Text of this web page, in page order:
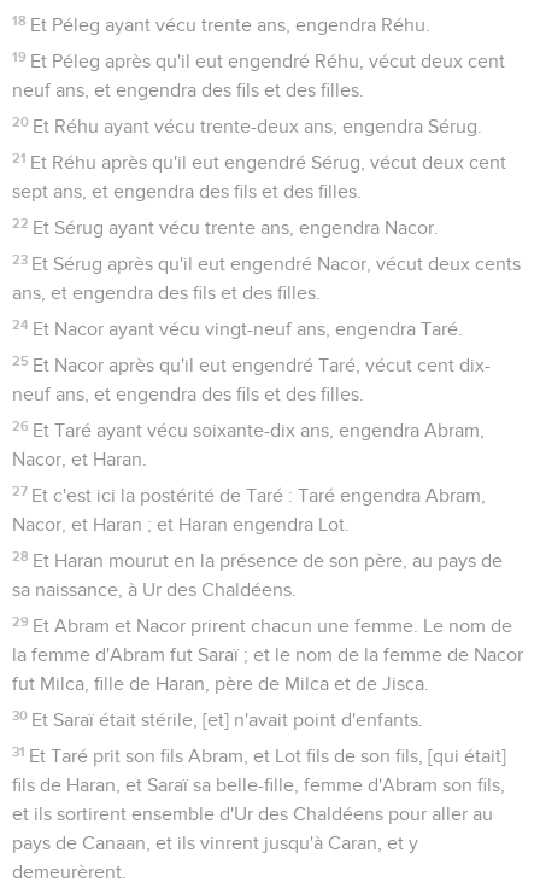
18 Et Péleg ayant vécu trente ans, engendra Réhu.
19 Et Péleg après qu'il eut engendré Réhu, vécut deux cent
neuf ans, et engendra des fils et des filles.
20 Et Réhu ayant vécu trente-deux ans, engendra Sérug.
21 Et Réhu après qu'il eut engendré Sérug, vécut deux cent
sept ans, et engendra des fils et des filles.
22 Et Sérug ayant vécu trente ans, engendra Nacor.
23 Et Sérug après qu'il eut engendré Nacor, vécut deux cents
ans, et engendra des fils et des filles.
24 Et Nacor ayant vécu vingt-neuf ans, engendra Taré.
25 Et Nacor après qu'il eut engendré Taré, vécut cent dix-
neuf ans, et engendra des fils et des filles.
26 Et Taré ayant vécu soixante-dix ans, engendra Abram,
Nacor, et Haran.
27 Et c'est ici la postérité de Taré : Taré engendra Abram,
Nacor, et Haran ; et Haran engendra Lot.
28 Et Haran mourut en la présence de son père, au pays de
sa naissance, à Ur des Chaldéens.
29 Et Abram et Nacor prirent chacun une femme. Le nom de
la femme d'Abram fut Saraï ; et le nom de la femme de Nacor
fut Milca, fille de Haran, père de Milca et de Jisca.
30 Et Saraï était stérile, [et] n'avait point d'enfants.
31 Et Taré prit son fils Abram, et Lot fils de son fils, [qui était]
fils de Haran, et Saraï sa belle-fille, femme d'Abram son fils,
et ils sortirent ensemble d'Ur des Chaldéens pour aller au
pays de Canaan, et ils vinrent jusqu'à Caran, et y
demeurèrent.